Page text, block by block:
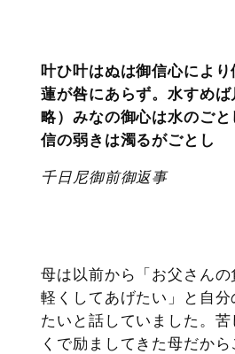
叶ひ叶はぬは御信心により
蓮が咎にあらず。水すめ
略）みなの御心は水のごと
信の弱きは濁るがごとし
千日尼御前御返事
母は以前から「お父さんの
軽くしてあげたい」と自分
たいと話していました。
くで励ましてきた母だか